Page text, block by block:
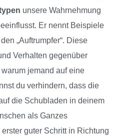
unsere Wahrnehmung
Er nennt Beispiele
„Auftrumpfer“. Diese
Verhalten gegenüber
jemand auf eine
du verhindern, dass die
die Schubladen in deinem
als Ganzes
guter Schritt in Richtung